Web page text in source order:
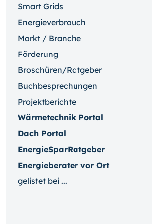
Smart Grids
Energieverbrauch
Markt / Branche
Förderung
Broschüren/Ratgeber
Buchbesprechungen
Projektberichte
Wärmetechnik Portal
Dach Portal
EnergieSparRatgeber
Energieberater vor Ort
gelistet bei ...